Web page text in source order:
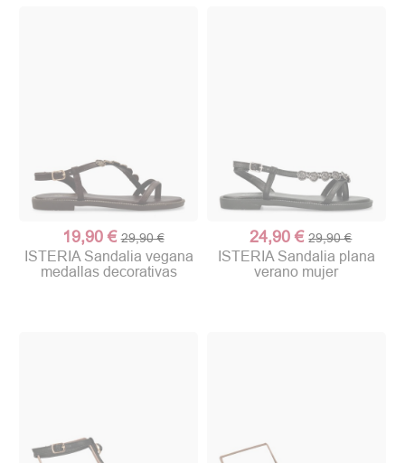
19,90 € 29,90 €
ISTERIA Sandalia vegana
medallas decorativas
24,90 € 29,90 €
ISTERIA Sandalia plana
verano mujer